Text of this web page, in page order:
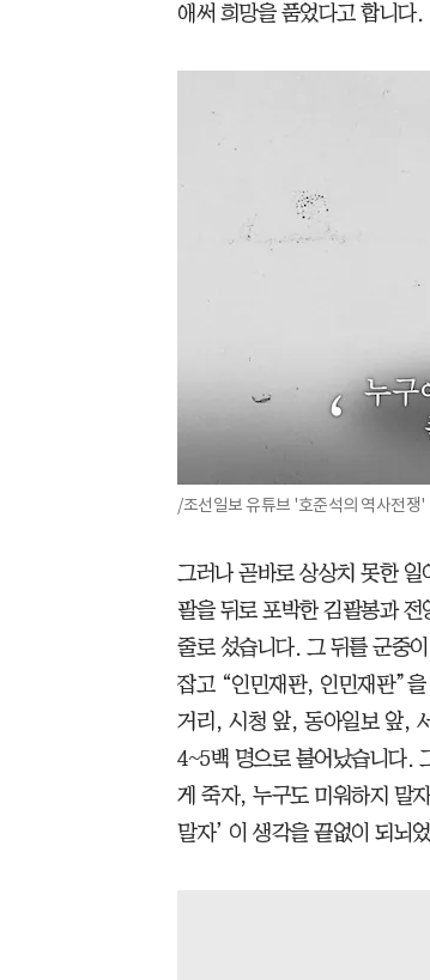
애써 희망을 품었다고 합니다.
/조선일보 유튜브 '호준석의 역사전쟁'
그러나 곧바로 상상치 못한
팔을 뒤로 포박한 김팔봉과
줄로 섰습니다. 그 뒤를 군중
잡고 “인민재판, 인민재판”을
거리, 시청 앞, 동아일보 앞,
4~5백 명으로 불어났습니다.
게 죽자, 누구도 미워하지 말
말자’ 이 생각을 끝없이 되뇌